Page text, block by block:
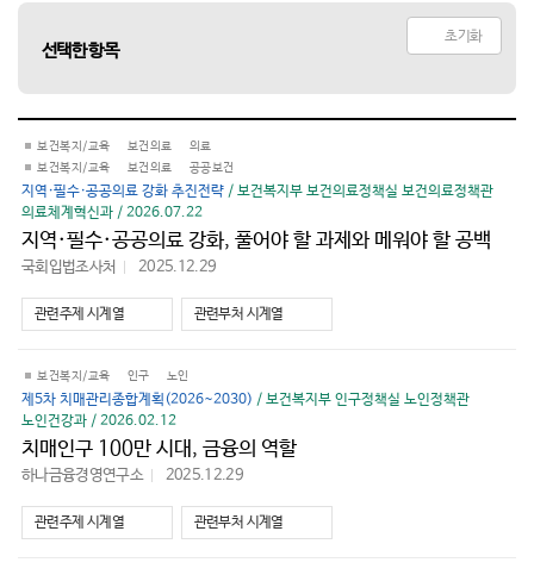
선택한 항목
초기화
보건복지/교육 보건의료
의료
보건복지/교육
보건의료 공공보건
지역·필수·공공의료 강화 추진전략 / 보건복지부 보건의료정책실 보건의료정책관
의료체계혁신과 / 2026.07.22
지역·필수·공공의료 강화, 풀어야 할 과제와 메워야 할 공백
국회입법조사처 2025.12.29
가
기
관련주제 시계열 관련부처 시계열
보건복지/교육 인구 노인
제5차 치매관리종합계획(2026~2030) / 보건복지부 인구정책실 노인정책관
노인건강과 / 2026.02.12
치매인구 100만 시대, 금융의 역할
하나금융경영연구소 2025.12.29
가
기
관련주제 시계열 관련부처 시계열